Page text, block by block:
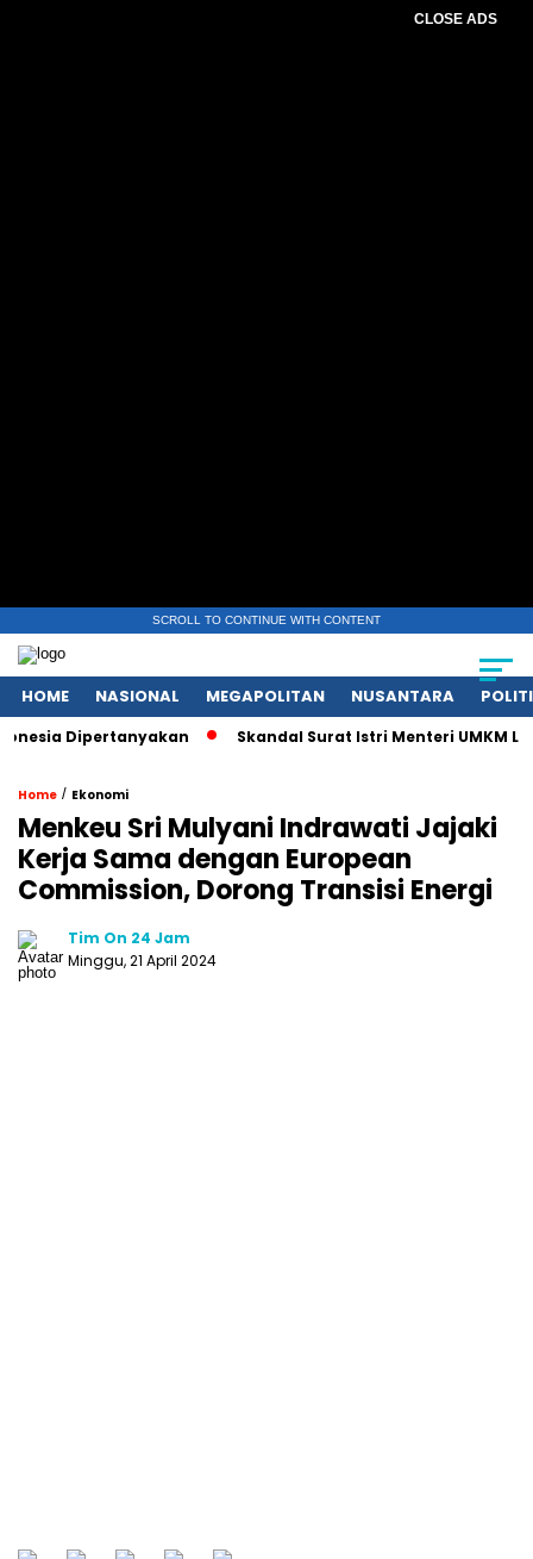
CLOSE ADS
SCROLL TO CONTINUE WITH CONTENT
HOME NASIONAL MEGAPOLITAN NUSANTARA
Dipertanyakan Skandal Surat Istri Menteri UMKM
Home / Ekonomi
Menkeu Sri Mulyani Indrawati Jajaki
Kerja Sama dengan European
Commission, Dorong Transisi Energi
Tim On 24 Jam
Minggu, 21 April 2024